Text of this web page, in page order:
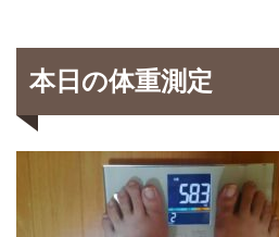
本日の体重測定